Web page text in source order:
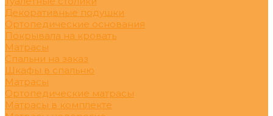
Декоративные подушки
Ортопедические основания
Покрывала на кровать
Матрасы
Спальни на заказ
Шкафы в спальню
Матрасы
Ортопедические матрасы
Матрасы в комплекте